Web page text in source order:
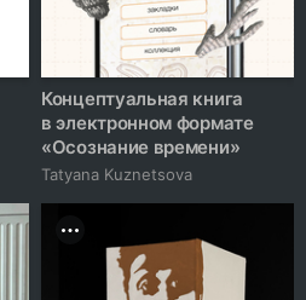
Концептуальная книга
в электронном формате
«Осознание времени»
Tatyana Kuznetsova